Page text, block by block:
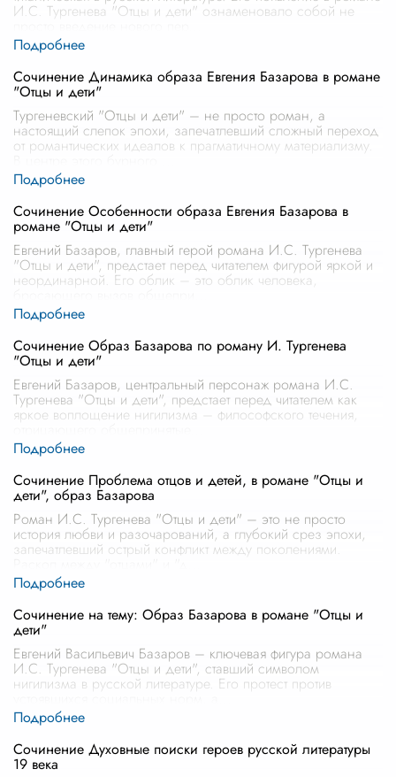
И.С. Тургенева "Отцы и дети" ознаменовало собой не
Сочинение Динамика образа Евгения Базарова в романе
"Отцы и дети"
Тургеневский "Отцы и дети" – не просто роман, а
настоящий слепок эпохи, запечатлевший сложный переход
от романтических идеалов к прагматичному материализму.
Сочинение Особенности образа Евгения Базарова в
романе "Отцы и дети"
Евгений Базаров, главный герой романа И.С. Тургенева
"Отцы и дети", предстает перед читателем фигурой яркой и
неординарной. Его облик – это облик человека,
Сочинение Образ Базарова по роману И. Тургенева
"Отцы и дети"
Евгений Базаров, центральный персонаж романа И.С.
Тургенева "Отцы и дети", предстает перед читателем как
яркое воплощение нигилизма – философского течения,
Сочинение Проблема отцов и детей, в романе "Отцы и
дети", образ Базарова
Роман И.С. Тургенева "Отцы и дети" – это не просто
история любви и разочарований, а глубокий срез эпохи,
запечатлевший острый конфликт между поколениями.
Сочинение на тему: Образ Базарова в романе "Отцы и
дети"
Евгений Васильевич Базаров – ключевая фигура романа
И.С. Тургенева "Отцы и дети", ставший символом
нигилизма в русской литературе. Его протест против
Сочинение Духовные поиски героев русской литературы
19 века